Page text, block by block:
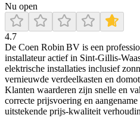
Nu open
4.7
De Coen Robin BV is een
installateur actief in
elektrische installaties inclusief
vernieuwde verdeelkasten en
Klanten waarderen zijn snelle en
correcte prijsvoering en
uitstekende prijs‑kwaliteit